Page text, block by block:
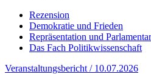
Rezension
Demokratie und Frieden
Repräsentation und
Das Fach Politikwissenschaft
Veranstaltungsbericht / 10.07.2026